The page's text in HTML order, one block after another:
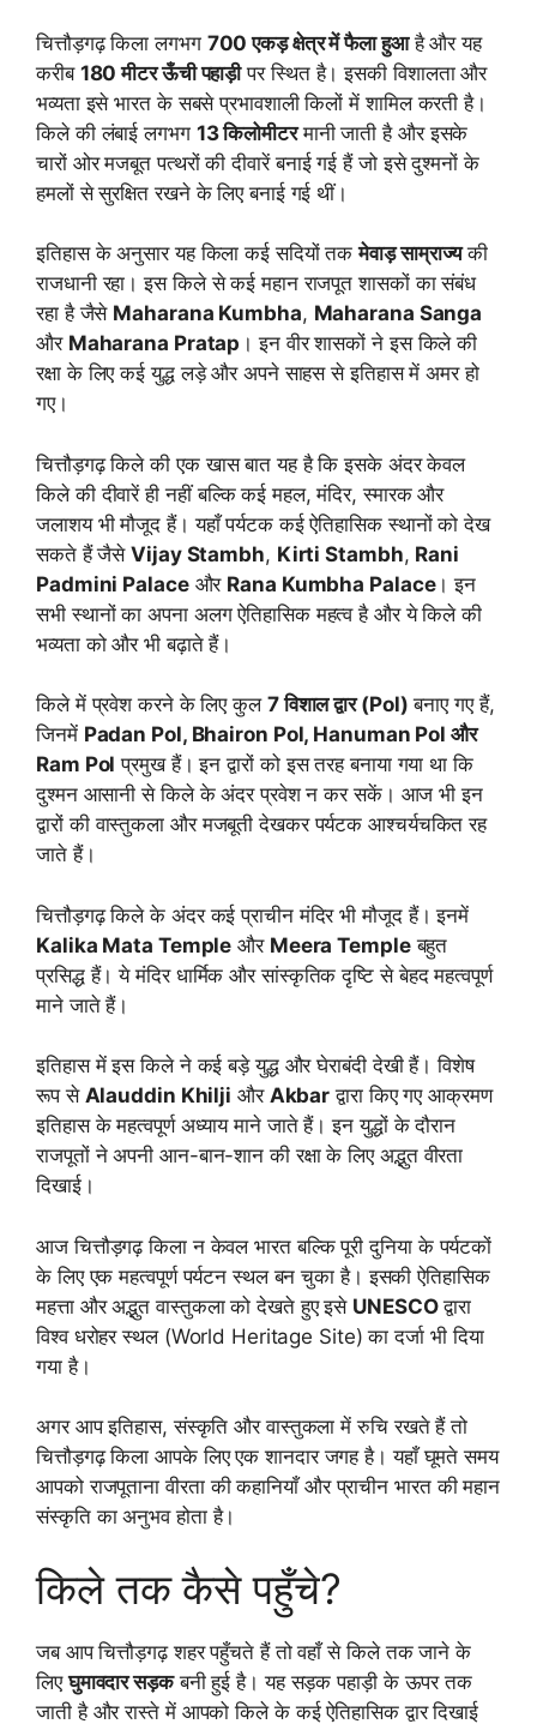
चित्तौड़गढ़ किला लगभग 700 एकड़ क्षेत्र में फैला हुआहै और यह
करीब 180 मीटर ऊँची पहाड़ीपर स्थित है। इसकी विशालता और
भव्यता इसे भारत के सबसे प्रभावशाली किलों में शामिल करती है।
किले की लंबाई लगभग 13 किलोमीटरमानी जाती है और इसके
चारों ओर मजबूत पत्थरों की दीवारें बनाई गई हैं जो इसे दुश्मनों के
हमलों से सुरक्षित रखने के लिए बनाई गई थीं।
इतिहास के अनुसार यह किला कई सदियों तकमेवाड़ साम्राज्यकी
राजधानी रहा। इस किले से कई महान राजपूत शासकों का संबंध
रहा है जैसे Maharana Kumbha, Maharana Sanga
और Maharana Pratap । इन वीर शासकों ने इस किले की
रक्षा के लिए कई युद्ध लड़े और अपने साहस से इतिहास में अमर हो
गए।
चित्तौड़गढ़ किले की एक खास बात यह है कि इसके अंदर केवल
किले की दीवारें ही नहीं बल्कि कई महल, मंदिर, स्मारक और
जलाशय भी मौजूद हैं। यहाँ पर्यटक कई ऐतिहासिक स्थानों को देख
सकते हैं जैसेVijay Stambh, Kirti Stambh, Rani
Padmini Palaceऔर Rana Kumbha Palace। इन
सभी स्थानों का अपना अलग ऐतिहासिक महत्व है और ये किले की
भव्यता को और भी बढ़ाते हैं।
किले में प्रवेश करने के लिए कुल 7 विशाल द्वार (Pol) बनाए गए हैं,
जिनमें Padan Pol, Bhairon Pol, Hanuman Pol और
Ram Pol प्रमुख हैं। इन द्वारों को इस तरह बनाया गया था कि
दुश्मन आसानी से किले के अंदर प्रवेश न कर सकें। आज भी इन
द्वारों की वास्तुकला और मजबूती देखकर पर्यटक आश्चर्यचकित रह
जाते हैं।
चित्तौड़गढ़ किले के अंदर कई प्राचीन मंदिर भी मौजूद हैं। इनमें
Kalika Mata Temple और Meera Templeबहुत
प्रसिद्ध हैं। ये मंदिर धार्मिक और सांस्कृतिक दृष्टि से बेहद महत्वपूर्ण
माने जाते हैं।
इतिहास में इस किले ने कई बड़े युद्ध और घेराबंदी देखी हैं। विशेष
रूप से Alauddin Khilji और Akbar द्वारा किए गए आक्रमण
इतिहास के महत्वपूर्ण अध्याय माने जाते हैं। इन युद्धों के दौरान
राजपूतों ने अपनी आन-बान-शान की रक्षा के लिए अद्भुत वीरता
दिखाई।
आज चित्तौड़गढ़ किला न केवल भारत बल्कि पूरी दुनिया के पर्यटकों
के लिए एक महत्वपूर्ण पर्यटन स्थल बन चुका है। इसकी ऐतिहासिक
महत्ता और अद्भुत वास्तुकला को देखते हुए इसे UNESCOद्वारा
विश्व धरोहर स्थल (World Heritage Site) का दर्जा भी दिया
गया है।
अगर आप इतिहास, संस्कृति और वास्तुकला में रुचि रखते हैं तो
चित्तौड़गढ़ किला आपके लिए एक शानदार जगह है। यहाँ घूमते समय
आपको राजपूताना वीरता की कहानियाँ और प्राचीन भारत की महान
संस्कृति का अनुभव होता है।
किले तक कैसे पहुँचे?
जब आप चित्तौड़गढ़ शहर पहुँचते हैं तो वहाँ से किले तक जाने के
लिएघुमावदार सड़कबनी हुई है। यह सड़क पहाड़ी के ऊपर तक
जाती है और रास्ते में आपको किले के कई ऐतिहासिक द्वार दिखाई